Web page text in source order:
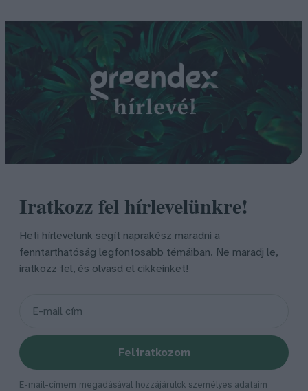
Iratkozz fel hírlevelünkre!
Heti hírlevelünk segít naprakész maradni a
fenntarthatóság legfontosabb témáiban. Ne maradj le,
iratkozz fel, és olvasd el cikkeinket!
Feliratkozom
E-mail-címem megadásával hozzájárulok személyes adataim